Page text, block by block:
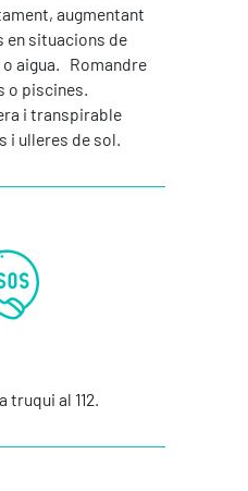
augmentant
en situacions de
aigua. Romandre
o piscines.
i transpirable
i ulleres de sol.
truqui al 112.